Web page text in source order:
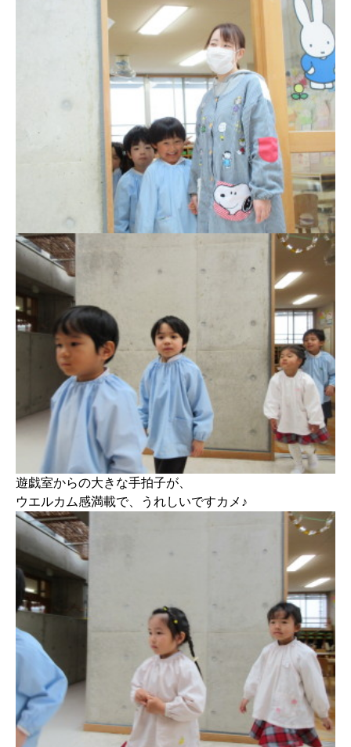
遊戯室からの大きな手拍子が、
ウエルカム感満載で、うれしいですカメ♪